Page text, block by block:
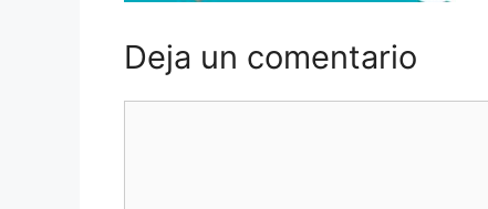
Deja un comentario